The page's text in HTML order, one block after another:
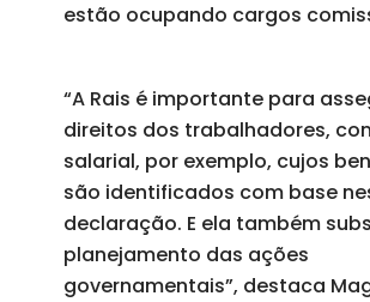
estão ocupando cargos
“A Rais é importante para
direitos dos trabalhadores,
salarial, por exemplo, cujos
são identificados com base
declaração. E ela também
planejamento das ações
governamentais”, destaca